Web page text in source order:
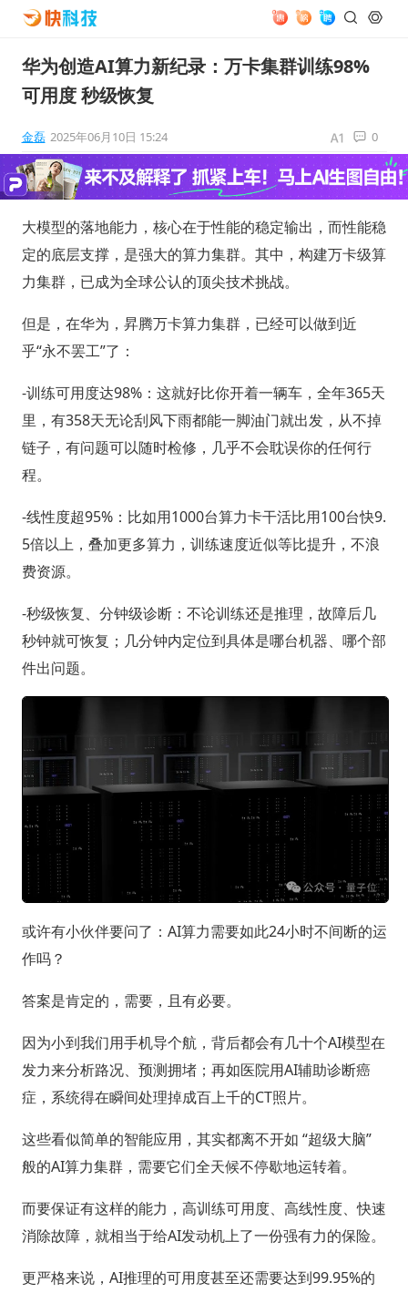
华为创造AI算力新纪录：万卡集群训练98%
可用度 秒级恢复
金磊 2025年06月10日 15:24 0
大模型的落地能力，核心在于性能的稳定输出，而性能稳
定的底层支撑，是强大的算力集群。其中，构建万卡级算
力集群，已成为全球公认的顶尖技术挑战。
但是，在华为，昇腾万卡算力集群，已经可以做到近
乎“永不罢工”了：
-训练可用度达98%：这就好比你开着一辆车，全年365天
里，有358天无论刮风下雨都能一脚油门就出发，从不掉
链子，有问题可以随时检修，几乎不会耽误你的任何行
程。
-线性度超95%：比如用1000台算力卡干活比用100台快9.
5倍以上，叠加更多算力，训练速度近似等比提升，不浪
费资源。
-秒级恢复、分钟级诊断：不论训练还是推理，故障后几
秒钟就可恢复；几分钟内定位到具体是哪台机器、哪个部
件出问题。
或许有小伙伴要问了：AI算力需要如此24小时不间断的运
作吗？
答案是肯定的，需要，且有必要。
因为小到我们用手机导个航，背后都会有几十个AI模型在
发力来分析路况、预测拥堵；再如医院用AI辅助诊断癌
症，系统得在瞬间处理掉成百上千的CT照片。
这些看似简单的智能应用，其实都离不开如 “超级大脑”
般的AI算力集群，需要它们全天候不停歇地运转着。
而要保证有这样的能力，高训练可用度、高线性度、快速
消除故障，就相当于给AI发动机上了一份强有力的保险。
更严格来说，AI推理的可用度甚至还需要达到99.95%的